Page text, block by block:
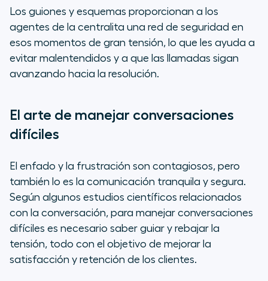
Los guiones y esquemas proporcionan a los
agentes de la centralita una red de seguridad en
esos momentos de gran tensión, lo que les ayuda a
evitar malentendidos y a que las llamadas sigan
avanzando hacia la resolución.
El arte de manejar conversaciones
difíciles
El enfado y la frustración son contagiosos, pero
también lo es la comunicación tranquila y segura.
Según algunos estudios científicos relacionados
con la conversación, para manejar conversaciones
difíciles es necesario saber guiar y rebajar la
tensión, todo con el objetivo de mejorar la
satisfacción y retención de los clientes.